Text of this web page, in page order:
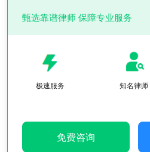
甄选靠谱律师 保障专业服务
极速服务 知名律师
免费咨询